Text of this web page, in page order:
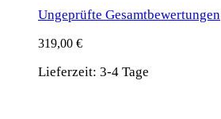
Ungeprüfte Gesamtbewertungen
319,00 €
Lieferzeit: 3-4 Tage